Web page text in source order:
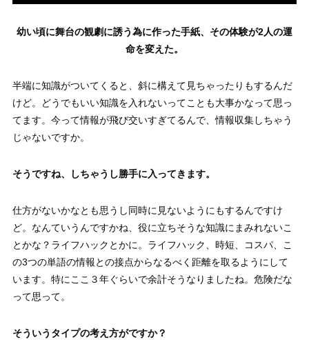
幼い頃に舞台の観劇に誘う為に作った手紙、その体験が2人の運
命を変えた。
半端に知識がついてくると、斜に構えて見ちゃったりもするんだ
けど。どうでもいい知識を入れないってことも大事かなって思っ
てます。今って情報が飛び交いすぎてるんで、情報収集しちゃう
じゃないですか。
そうですね、しちゃうし勝手に入ってきます。
仕方がないかなとも思うし同時に見ないようにもするんですけ
ど。なんていうんですかね、役に立ちそうな知識にまみれないこ
とかな？ライフハックとかに。ライフハック、時短、コスパ、こ
の3つの単語の情報との接点からなるべく距離を取るようにして
います。特にここ３年ぐらいで余計そうなりましたね。危険だな
って思って。
そういうタイプの考え方がですか？